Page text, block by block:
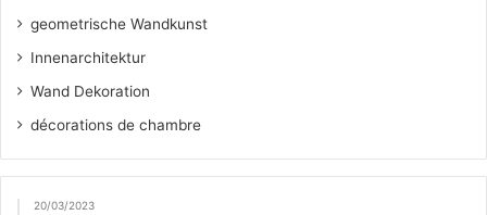
geometrische Wandkunst
Innenarchitektur
Wand Dekoration
décorations de chambre
20/03/2023